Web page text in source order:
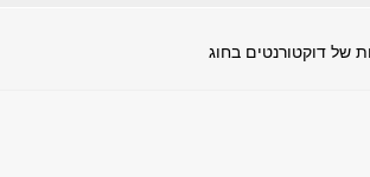
של דוקטורנטים בחוג